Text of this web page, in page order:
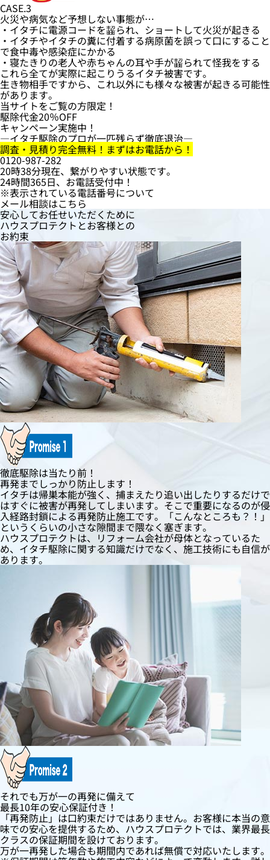
CASE.3
火災や病気など予想しない事態が…
・イタチに電源コードを齧られ、ショートして火災が起きる
・イタチやイタチの糞に付着する病原菌を誤って口にすること
で食中毒や感染症にかかる
・寝たきりの老人や赤ちゃんの耳や手が齧られて怪我をする
これら全てが実際に起こりうるイタチ被害です。
生き物相手ですから、これ以外にも様々な被害が起きる可能性
があります。
当サイトをご覧の方限定！
駆除代金20％OFF
キャンペーン実施中！
―イタチ駆除のプロが一匹残らず徹底退治―
調査・見積り完全無料！まずはお電話から！
0120-987-282
20時38分現在、繋がりやすい状態です。
24時間365日、お電話受付中！
※表示されている電話番号について
メール相談はこちら
安心してお任せいただくために
ハウスプロテクト とお客様との
お約束
徹底駆除は当たり前！
再発までしっかり防止します！
イタチは帰巣本能が強く、捕まえたり追い出したりするだけで
はすぐに被害が再発してしまいます。そこで重要になるのが侵
入経路封鎖による再発防止施工です。「こんなところも？！」
というくらいの小さな隙間まで隈なく塞ぎます。
ハウスプロテクトは、リフォーム会社が母体となっているた
め、イタチ駆除に関する知識だけでなく、施工技術にも自信が
あります。
それでも万が一の再発に備えて
最長10年の安心保証付き！
「再発防止」は口約束だけではありません。お客様に本当の意
味での安心を提供するため、ハウスプロテクトでは、業界最長
クラスの保証期間を設けております。
万が一再発した場合も期間内であれば無償で対応いたします。